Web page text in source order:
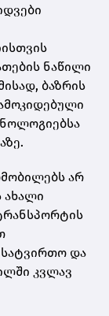
ნაწილი
ბაზრის
არ
ახალი
სატვირთო და
კვლავ